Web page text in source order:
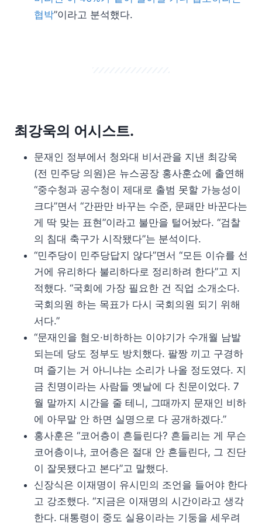
협박”이라고 분석했다.
최강욱의 어시스트.
문재인 정부에서 청와대 비서관을 지낸 최강욱
(전 민주당 의원)은 뉴스공장 홍사훈쇼에 출연해
“중수청과 공수청이 제대로 출범 못할 가능성이
크다”면서 “간판만 바꾸는 수준, 문패만 바꾼다는
게 딱 맞는 표현”이라고 불만을 털어놨다. “검찰
의 침대 축구가 시작됐다”는 분석이다.
“민주당이 민주당답지 않다”면서 “모든 이슈를 선
거에 유리하다 불리하다로 정리하려 한다”고 지
적했다. “국회에 가장 필요한 건 직업 소개소다.
국회의원 하는 목표가 다시 국회의원 되기 위해
서다.”
“문재인을 혐오·비하하는 이야기가 수개월 남발
되는데 당도 정부도 방치했다. 팔짱 끼고 구경하
며 즐기는 거 아니냐는 소리가 나올 정도였다. 지
금 친명이라는 사람들 옛날에 다 친문이었다. 7
월 말까지 시간을 줄 테니, 그때까지 문재인 비하
에 아무말 안 하면 실명으로 다 공개하겠다.”
홍사훈은 “코어층이 흔들린다? 흔들리는 게 무슨
코어층이냐, 코어층은 절대 안 흔들린다, 그 진단
이 잘못됐다고 본다”고 말했다.
신장식은 이재명이 유시민의 조언을 들어야 한다
고 강조했다. “지금은 이재명의 시간이라고 생각
한다. 대통령이 중도 실용이라는 기둥을 세우려